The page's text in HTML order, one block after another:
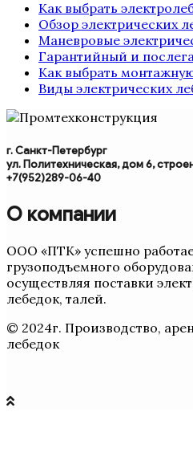
Как выбрать
Обзор электрических
Маневровые
Гарантийный и
Как выбрать
Виды электрических
г. Санкт-Петербург
ул. Политехническая, дом 6,
+7(952)289-06-40
О компании
ООО «ПТК» успешно
грузоподъемного
осуществляя поставки
лебедок, талей.
© 2024г. Производство,
лебедок